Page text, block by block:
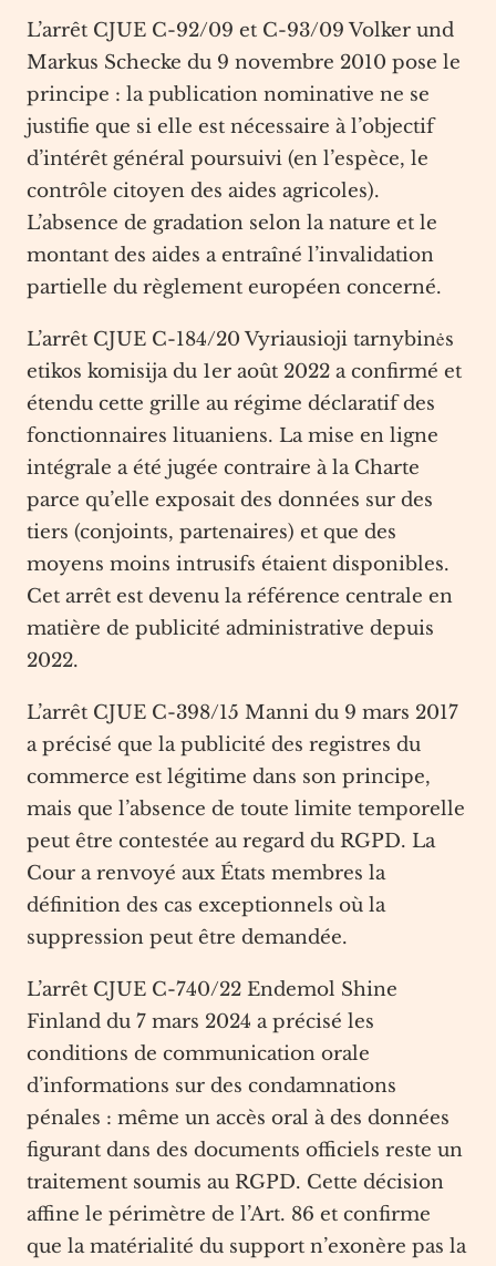
L’arrêt CJUE C-92/09 et C-93/09 Volker und
Markus Schecke du 9 novembre 2010 pose le
principe : la publication nominative ne se
justifie que si elle est nécessaire à l’objectif
d’intérêt général poursuivi (en l’espèce, le
contrôle citoyen des aides agricoles).
L’absence de gradation selon la nature et le
montant des aides a entraîné l’invalidation
partielle du règlement européen concerné.
L’arrêt CJUE C-184/20 Vyriausioji tarnybinės
etikos komisija du 1er août 2022 a confirmé et
étendu cette grille au régime déclaratif des
fonctionnaires lituaniens. La mise en ligne
intégrale a été jugée contraire à la Charte
parce qu’elle exposait des données sur des
tiers (conjoints, partenaires) et que des
moyens moins intrusifs étaient disponibles.
Cet arrêt est devenu la référence centrale en
matière de publicité administrative depuis
2022.
L’arrêt CJUE C-398/15 Manni du 9 mars 2017
a précisé que la publicité des registres du
commerce est légitime dans son principe,
mais que l’absence de toute limite temporelle
peut être contestée au regard du RGPD. La
Cour a renvoyé aux États membres la
définition des cas exceptionnels où la
suppression peut être demandée.
L’arrêt CJUE C-740/22 Endemol Shine
Finland du 7 mars 2024 a précisé les
conditions de communication orale
d’informations sur des condamnations
pénales : même un accès oral à des données
figurant dans des documents officiels reste un
traitement soumis au RGPD. Cette décision
affine le périmètre de l’Art. 86 et confirme
que la matérialité du support n’exonère pas la